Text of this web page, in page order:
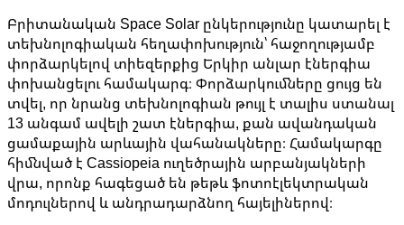
Բրիտանական Space Solar ընկերությունը կատարել է
տեխնոլոգիական հեղափոխություն՝ հաջողությամբ
փորձարկելով տիեզերքից Երկիր անլար էներգիա
փոխանցելու համակարգ։ Փորձարկումները ցույց են
տվել, որ նրանց տեխնոլոգիան թույլ է տալիս ստանալ
13 անգամ ավելի շատ էներգիա, քան ավանդական
ցամաքային արևային վահանակները։ Համակարգը
հիմնված է Cassiopeia ուղեծրային արբանյակների
վրա, որոնք հագեցած են թեթև ֆոտոէլեկտրական
մոդուլներով և անդրադարձնող հայելիներով։